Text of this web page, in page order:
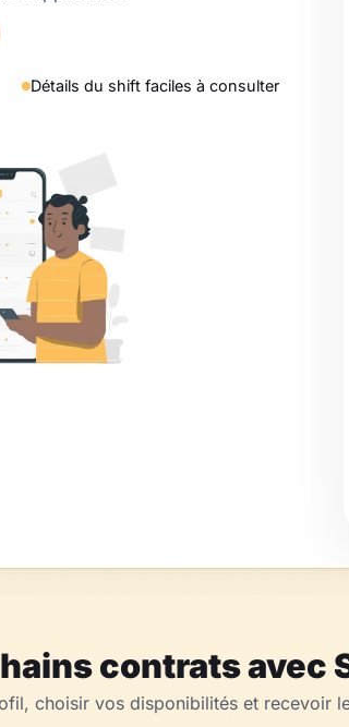
Détails du shift faciles à consulter
contrats avec
choisir vos disponibilités et recevoir